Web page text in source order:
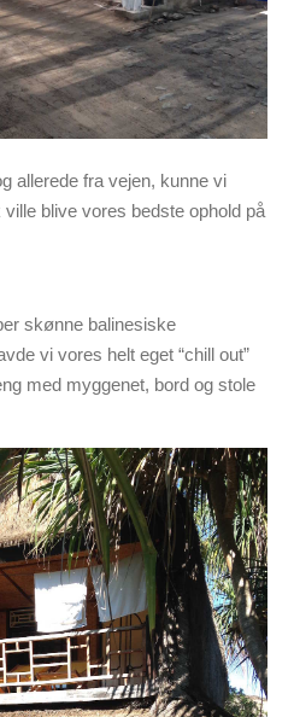
allerede fra vejen, kunne vi
ville blive vores bedste ophold på
skønne balinesiske
vi vores helt eget “chill out”
med myggenet, bord og stole